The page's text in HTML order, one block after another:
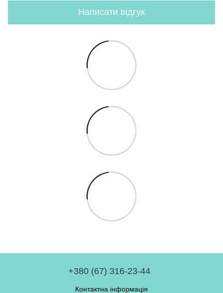
Написати відгук
+380 (67) 316-23-44
Контактна інформація